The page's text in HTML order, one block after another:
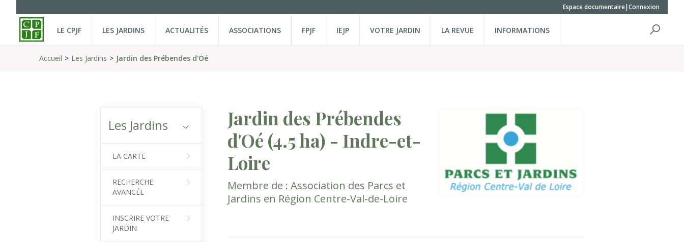
Espace documentaire Connexion
LE CPJF LES JARDINS ACTUALITÉS ASSOCIATIONS FPJF IEJP VOTRE JARDIN LA REVUE INFORMATIONS
Accueil Les Jardins Jardin des Prébendes d'Oé
Les Jardins
LA CARTE
RECHERCHE
AVANCÉE
INSCRIRE VOTRE
JARDIN
Jardin des Prébendes
d'Oé (4.5 ha) - Indre-et-
Loire
Membre de : Association des Parcs et
Jardins en Région Centre-Val-de-Loire